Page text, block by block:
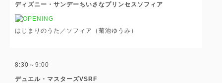
ディズニー・サンデーちいさなプリンセスソフィア
はじまりのうた／ソフィア（菊池ゆうみ）
8:30～9:00
デュエル・マスターズVSRF